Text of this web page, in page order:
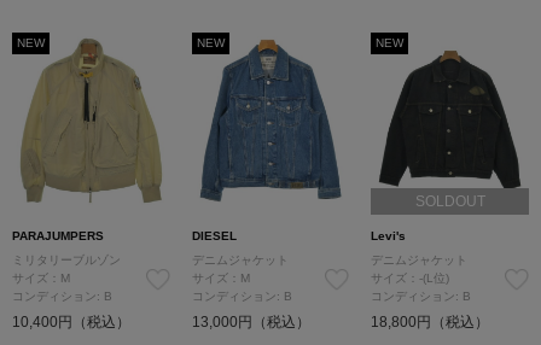
NEW
PARAJUMPERS
ミリタリーブルゾン
サイズ：M
コンディション: B
10,400円（税込）
NEW
DIESEL
デニムジャケット
サイズ：M
コンディション: B
13,000円（税込）
NEW
SOLDOUT
Levi's
デニムジャケット
サイズ：-(L位)
コンディション: B
18,800円（税込）